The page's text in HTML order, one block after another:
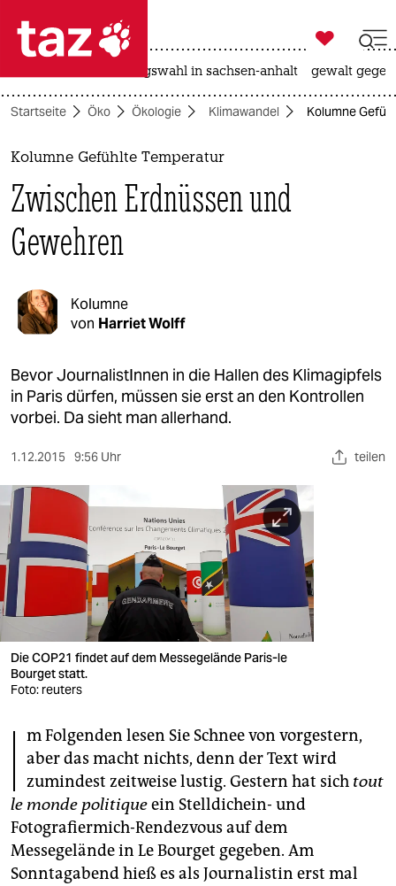
 taz zahl ich
taz zahl ich
themen
politik
öko
kultur
berlin
verlag
verlag
veranstaltungen
shop
fragen & hilfe
unterstützen
abo
genossenschaft
epaper login

taz zahl ich
landtagswahl in sachsen-anhalt gewalt
Startseite Öko Ökologie Klimawandel Kolumne
Kolumne Gefühlte Temperatur
Zwischen Erdnüssen und
Gewehren
Kolumne
von Harriet Wolff
Bevor JournalistInnen in die Hallen des Klimagipfels
in Paris dürfen, müssen sie erst an den Kontrollen
vorbei. Da sieht man allerhand.
1.12.2015 9:56 Uhr teilen
Die COP21 findet auf dem Messegelände Paris-le
Bourget statt.
Foto: reuters
I m Folgenden lesen Sie Schnee von vorgestern,
aber das macht nichts, denn der Text wird
zumindest zeitweise lustig. Gestern hat sich tout
le monde politiqueein Stelldichein- und
Fotografiermich-Rendezvous auf dem
Messegelände in Le Bourget gegeben. Am
Sonntagabend hieß es als Journalistin erst mal